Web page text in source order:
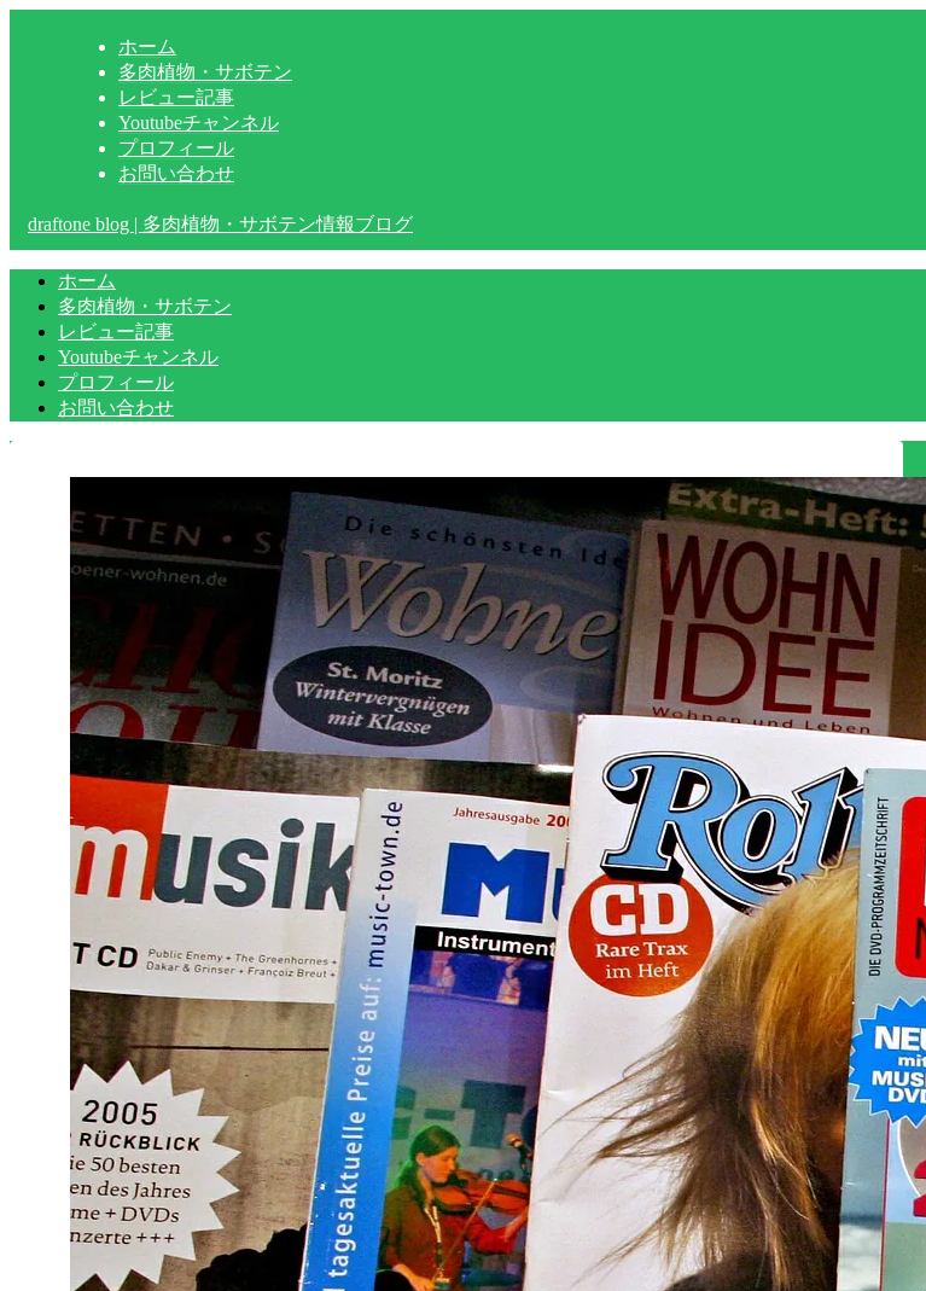
ホーム
多肉植物・サボテン
レビュー記事
Youtubeチャンネル
プロフィール
お問い合わせ
draftone blog | 多肉植物・サボテン情報ブログ
ホーム
多肉植物・サボテン
レビュー記事
Youtubeチャンネル
プロフィール
お問い合わせ